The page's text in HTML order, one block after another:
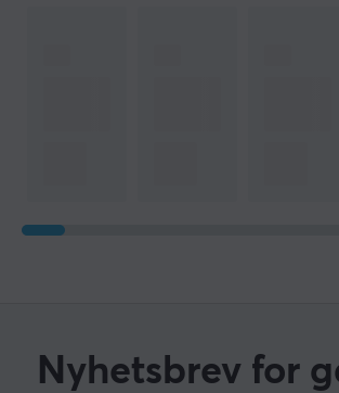
Nyhetsbrev for